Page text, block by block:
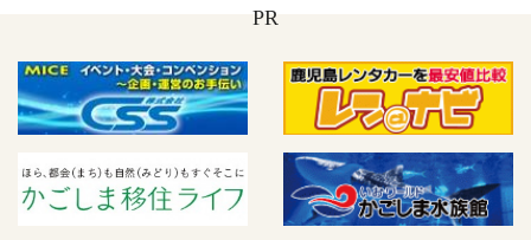
PR